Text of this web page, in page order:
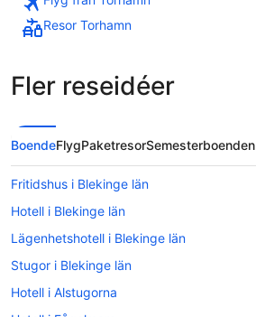
Resor Torhamn
Fler reseidéer
BoendeFlygPaketresorSemesterboenden
Fritidshus i Blekinge län
Hotell i Blekinge län
Lägenhetshotell i Blekinge län
Stugor i Blekinge län
Hotell i Alstugorna